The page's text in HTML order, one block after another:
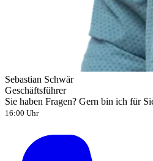
Sebastian Schwär
Geschäftsführer
Sie haben Fragen? Gern bin ich für
16:00 Uhr